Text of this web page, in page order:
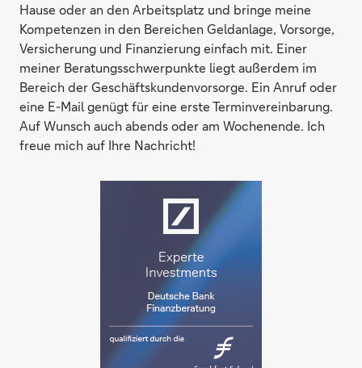
Hause oder an den Arbeitsplatz und bringe meine
Kompetenzen in den Bereichen Geldanlage, Vorsorge,
Versicherung und Finanzierung einfach mit. Einer
meiner Beratungsschwerpunkte liegt außerdem im
Bereich der Geschäftskundenvorsorge. Ein Anruf oder
eine E-Mail genügt für eine erste Terminvereinbarung.
Auf Wunsch auch abends oder am Wochenende. Ich
freue mich auf Ihre Nachricht!